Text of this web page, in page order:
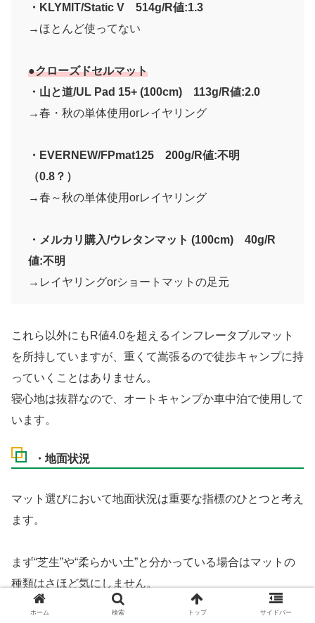
・KLYMIT/Static V
514g/R値:1.3
→ほとんど使ってない
●クローズドセルマット
・山と道/UL Pad 15+ (100cm)
113g/R値:2.0
→春・秋の単体使用orレイヤリング
・EVERNEW/FPmat125
200g/R値:不明
（0.8？）
→春～秋の単体使用orレイヤリング
・メルカリ購入/ウレタンマット (100cm)
40g/R
値:不明
→レイヤリングorショートマットの足元
これら以外にもR値4.0を超えるインフレータブルマット
を所持していますが、重くて嵩張るので徒歩キャンプに持
っていくことはありません。
寝心地は抜群なので、オートキャンプか車中泊で使用して
います。
・地面状況
マット選びにおいて地面状況は重要な指標のひとつと考え
ます。
まず“芝生”や“柔らかい土”と分かっている場合はマットの
種類はさほど気にしません。
ホーム 検索 トップ サイドバー